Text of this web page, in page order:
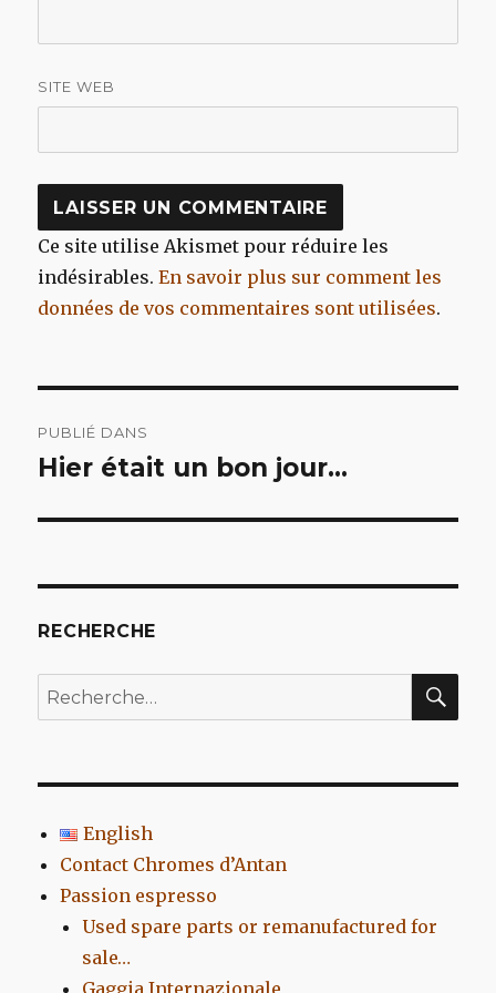
SITE WEB
Ce site utilise Akismet pour réduire les
indésirables.En savoir plus sur comment les
données de vos commentaires sont utilisées.
de
PUBLIÉ DANS
Hier était un bon jour…
RECHERCHE
Recherche
pour
English
Contact Chromes d’Antan
Passion espresso
Used spare parts or remanufactured for
sale…